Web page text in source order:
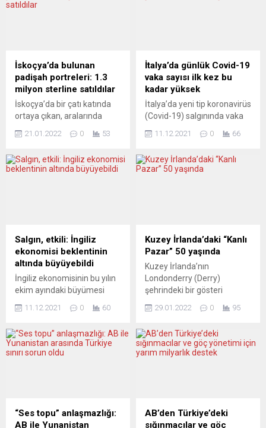
İskoçya’da bulunan
padişah portreleri: 1.3
milyon sterline satıldılar
İskoçya’da bir çatı katında
ortaya çıkan, aralarında
portresinin de olduğu
koleksiyonu 24 milyon 563
bin TL’ye alıcı buldu.
Süleyman ve Timur
İmparatorluğu’nun kurucusu
Timurlenk’in portrelerinden
oluşan koleksiyonun
müzayedesini tamamlandı.
50...
21.01.2022 0 53
İtalya’da günlük Covid-19
vaka sayısı ilk kez bu
kadar yüksek
İtalya’da yeni tip koronavirüs
(Covid-19) salgınında vaka
itibarıyla son 24 saatte 118
Sağlık Bakanlığı’nın
verilerine göre, ülkede dün
ülkede 21 bin 261 vakanın...
11.12.2021 0 66
Salgın, etkili: İngiliz
ekonomisi beklentinin
altında büyüyebildi
İngiliz ekonomisinin bu yılın
ekim ayındaki büyümesi
gerçekleşti. Hizmetler
yerinde sayarken, inşaat
sektörü daraldı. İngiliz
büyümesi yüzde 0,4 olan
beklentinin altında kalarak
11.12.2021 0 60
Kuzey İrlanda’daki “Kanlı
Pazar” 50 yaşında
Kuzey İrlanda’nın
Londonderry (Derry)
şehrindeki bir gösteri
birliği tarafından öldürülen
cumhuriyetçilerin aileleri,
aradan geçen yarım asra
onlarca ailenin hayatını
sonsuza kadar değiştirdi.
29.01.2022 0 95
“Ses topu” anlaşmazlığı:
AB ile Yunanistan
AB’den Türkiye’deki
sığınmacılar ve göç